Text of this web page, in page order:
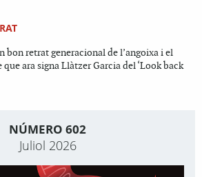
bon retrat generacional de l’angoixa i el
ara signa Llàtzer Garcia del ‘Look back
NÚMERO 602
Juliol 2026